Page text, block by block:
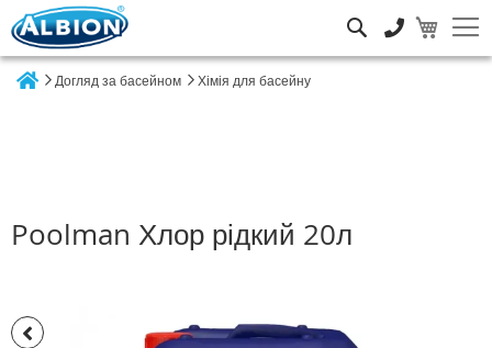
Догляд за басейном Хімія для басейну
Poolman Хлор рідкий 20л
Перейти
до